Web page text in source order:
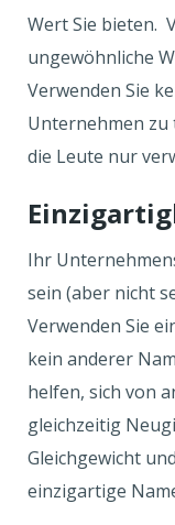
Wert Sie bieten.
ungewöhnliche
Verwenden Sie
Unternehmen zu
die Leute nur
Ihr
sein (aber nicht
Verwenden Sie
kein anderer
helfen, sich von
gleichzeitig
Gleichgewicht
einzigartige